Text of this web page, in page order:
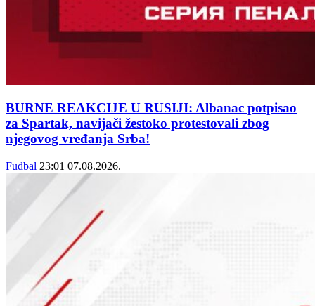
BURNE REAKCIJE U RUSIJI: Albanac potpisao
za Spartak, navijači žestoko protestovali zbog
njegovog vređanja Srba!
Fudbal 23:01 07.08.2026.